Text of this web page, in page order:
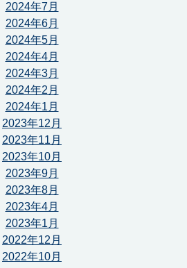
2024年7月
2024年6月
2024年5月
2024年4月
2024年3月
2024年2月
2024年1月
2023年12月
2023年11月
2023年10月
2023年9月
2023年8月
2023年4月
2023年1月
2022年12月
2022年10月